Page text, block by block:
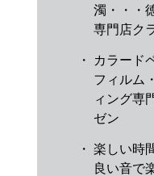
濁・・・
専門店ク
・
カラード
フィルム
ィング専
ゼン
・ 楽しい時
良い音で